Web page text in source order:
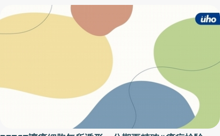
護腺切片檢查，時時關心，方能不再擔心，唯有早期發現攝護腺
癌，如此癌症的根治才有可能。
查。不過，因為「炎」與「癌」都唸「ㄧㄢˊ」；兩者在發音上常會
被搞錯，也容易被民眾誤會。因此有時我們將子宮頸「癌」唸作子
宮頸「ㄞˊ」以做區別。日前，有一位中年女性接受了子宮頸陰道防
癌抹片檢查，當她接到報告時，發現是2號炎「ㄧㄢˊ」症，頓時大
受打擊，以為自己得到子宮頸癌2期，從此睡不著吃不下，整天還以
淚洗面，悲觀不已。經醫師解說後，才知道並非如此，檢測的報告
雖是2號，但這表示上皮細胞有反應變化，如炎症、修復、輻射線或
其他影響都可能造成檢查呈現2號炎症的結果，並非代表罹患了子宮
頸癌。該婦女了解後終於一掃陰霾，鬆了一口氣。抹片篩檢報告為1
號時代表正常，只要1年後再進行抹片檢查即可需特別注意的是當抹